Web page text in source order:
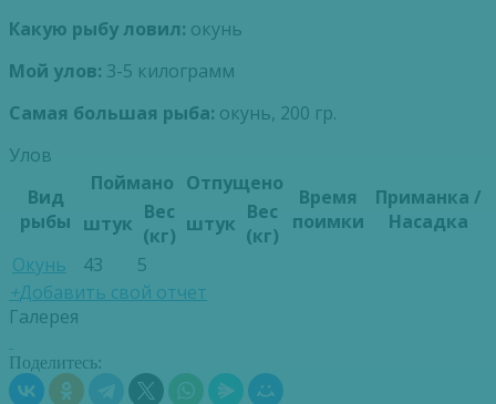
Какую рыбу ловил: окунь
Мой улов: 3-5 килограмм
Самая большая рыба: окунь, 200 гр.
Улов
Вид
рыбы
Поймано Отпущено
Время
поимки
Приманка /
Насадка
штук Вес
(кг) штук Вес
(кг)
Окунь
43
5
+Добавить свой отчет
Галерея
Поделитесь: